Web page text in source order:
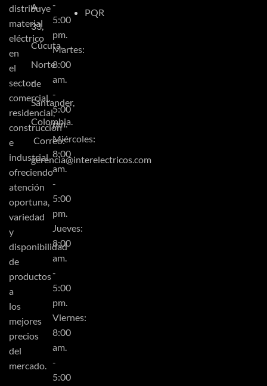
distribuye
material
eléctrico
en
el
sector
comercial,
residencial,
construcción
e
industrial
ofreciendo
atención
oportuna,
variedad
y
disponibilidad
de
productos
a
los
mejores
precios
del
mercado.
A-
33,
Cúcuta,
Norte
de
Santander,
Colombia.
Correo:
gerencia@interelectricos.com
-
5:00
pm.
Martes:
8:00
am.
-
5:00
pm.
Miércoles:
8:00
am.
-
5:00
pm.
Jueves:
8:00
am.
-
5:00
pm.
Viernes:
8:00
am.
-
5:00
PQR